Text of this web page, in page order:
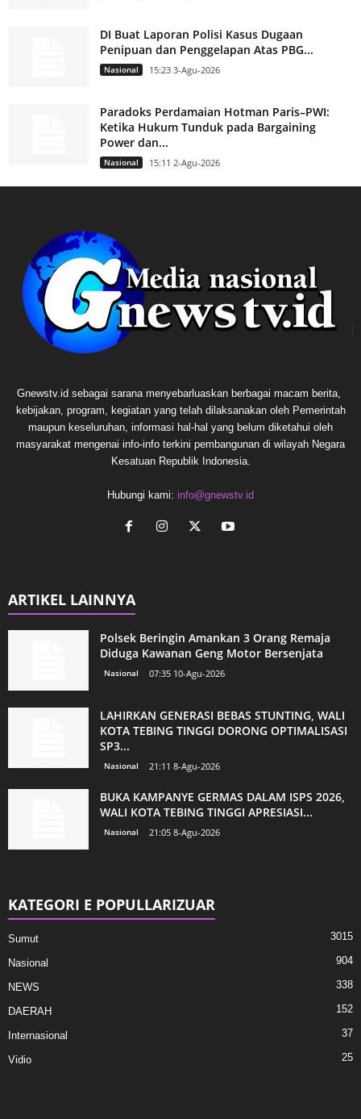
DI Buat Laporan Polisi Kasus Dugaan
Penipuan dan Penggelapan Atas PBG...
Nasional 15:23 3-Agu-2026
Paradoks Perdamaian Hotman Paris–PWI:
Ketika Hukum Tunduk pada Bargaining
Power dan...
Nasional 15:11 2-Agu-2026
Gnewstv.id sebagai sarana menyebarluaskan berbagai macam berita,
kebijakan, program, kegiatan yang telah dilaksanakan oleh Pemerintah
maupun keseluruhan, informasi hal-hal yang belum diketahui oleh
masyarakat mengenai info-info terkini pembangunan di wilayah Negara
Kesatuan Republik Indonesia.
Hubungi kami: info@gnewstv.id
ARTIKEL LAINNYA
Polsek Beringin Amankan 3 Orang Remaja
Diduga Kawanan Geng Motor Bersenjata
Nasional 07:35 10-Agu-2026
LAHIRKAN GENERASI BEBAS STUNTING, WALI
KOTA TEBING TINGGI DORONG OPTIMALISASI
SP3...
Nasional 21:11 8-Agu-2026
BUKA KAMPANYE GERMAS DALAM ISPS 2026,
WALI KOTA TEBING TINGGI APRESIASI...
Nasional 21:05 8-Agu-2026
KATEGORI E POPULLARIZUAR
Sumut 3015
Nasional 904
NEWS 338
DAERAH 152
Internasional 37
Vidio 25